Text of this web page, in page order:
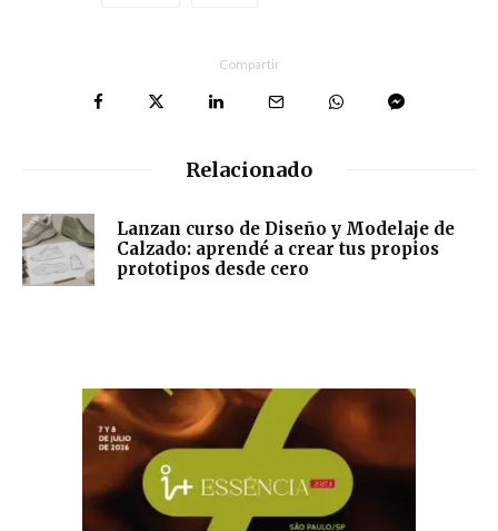
Compartir
Relacionado
Lanzan curso de Diseño y Modelaje de
Calzado: aprendé a crear tus propios
prototipos desde cero